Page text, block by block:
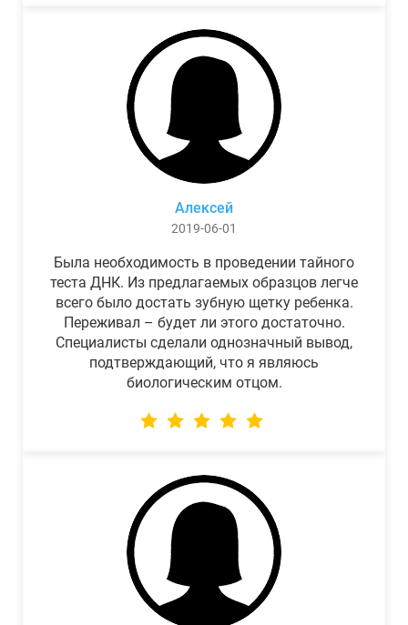
Алексей
2019-06-01
Была необходимость в проведении тайного
теста ДНК. Из предлагаемых образцов легче
всего было достать зубную щетку ребенка.
Переживал – будет ли этого достаточно.
Специалисты сделали однозначный вывод,
подтверждающий, что я являюсь
биологическим отцом.